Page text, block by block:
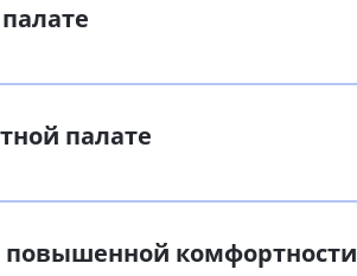
палате
повышенной комфортности